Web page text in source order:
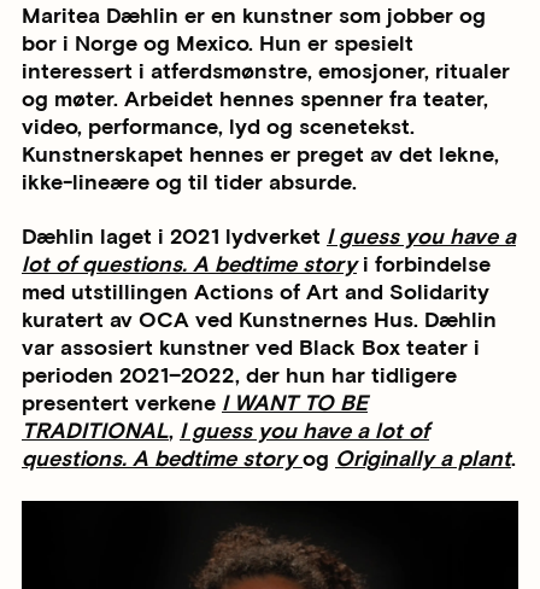
Maritea Dæhlin er en kunstner som jobber og
bor i Norge og Mexico. Hun er spesielt
interessert i atferdsmønstre, emosjoner, ritualer
og møter. Arbeidet hennes spenner fra teater,
video, performance, lyd og scenetekst.
Kunstnerskapet hennes er preget av det lekne,
ikke-lineære og til tider absurde.
Dæhlin laget i 2021 lydverket I guess you have a
lot of questions. A bedtime storyi forbindelse
med utstillingen Actions of Art and Solidarity
kuratert av OCA ved Kunstnernes Hus. Dæhlin
var assosiert kunstner ved Black Box teater i
perioden 2021–2022, der hun har tidligere
presentert verkene I WANT TO BE
TRADITIONAL, I guess you have a lot of
questions. A bedtime storyog Originally a plant.